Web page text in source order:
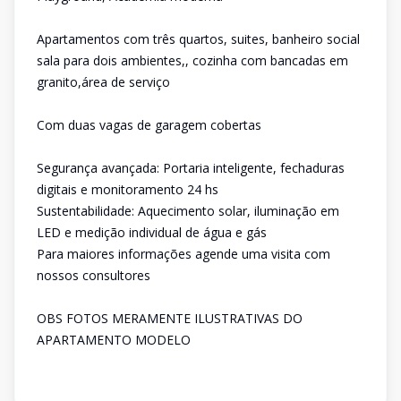
Apartamentos com três quartos, suites, banheiro social
sala para dois ambientes,, cozinha com bancadas em
granito,área de serviço
Com duas vagas de garagem cobertas
Segurança avançada: Portaria inteligente, fechaduras
digitais e monitoramento 24 hs
Sustentabilidade: Aquecimento solar, iluminação em
LED e medição individual de água e gás
Para maiores informações agende uma visita com
nossos consultores
OBS FOTOS MERAMENTE ILUSTRATIVAS DO
APARTAMENTO MODELO